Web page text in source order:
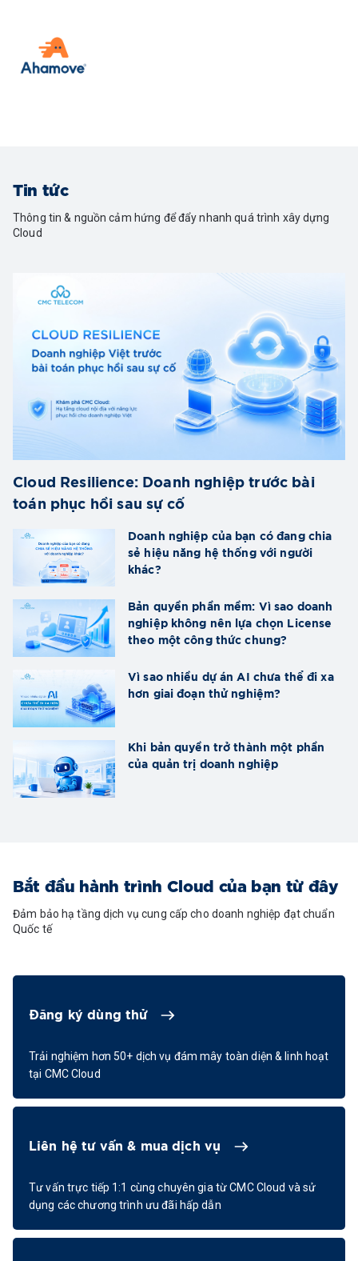
Tin tức
Thông tin & nguồn cảm hứng để đẩy nhanh quá trình xây dựng
Cloud
Cloud Resilience: Doanh nghiệp trước bài
toán phục hồi sau sự cố
Doanh nghiệp của bạn có đang chia
sẻ hiệu năng hệ thống với người
khác?
Bản quyền phần mềm: Vì sao doanh
nghiệp không nên lựa chọn License
theo một công thức chung?
Vì sao nhiều dự án AI chưa thể đi xa
hơn giai đoạn thử nghiệm?
Khi bản quyền trở thành một phần
của quản trị doanh nghiệp
Bắt đầu hành trình Cloud của bạn từ đây
Đảm bảo hạ tầng dịch vụ cung cấp cho doanh nghiệp đạt chuẩn
Quốc tế
Đăng ký dùng thử
Trải nghiệm hơn 50+ dịch vụ đám mây toàn diện & linh hoạt
tại CMC Cloud
Liên hệ tư vấn & mua dịch vụ
Tư vấn trực tiếp 1:1 cùng chuyên gia từ CMC Cloud và sử
dụng các chương trình ưu đãi hấp dẫn